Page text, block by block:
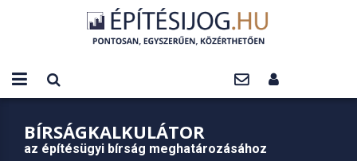
BÍRSÁGKALKULÁTOR
az építésügyi bírság meghatározásához